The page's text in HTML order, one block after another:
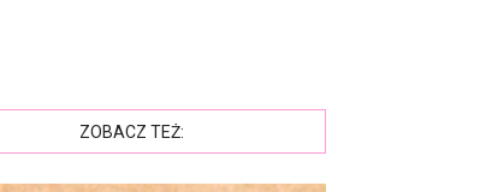
ZOBACZ TEŻ: